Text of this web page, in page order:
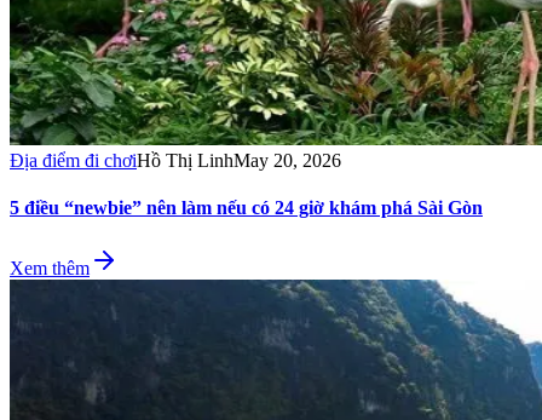
Địa điểm đi chơiHồ Thị LinhMay 20, 2026
5 điều “newbie” nên làm nếu có 24 giờ khám phá Sài Gòn
Xem thêm